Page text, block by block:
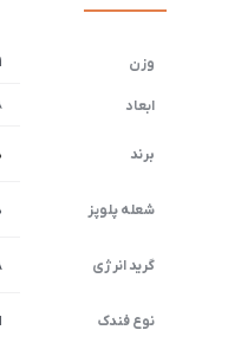
وزن
ابعاد
برند
شعله پلوپز
گرید انرژی
نوع فندک